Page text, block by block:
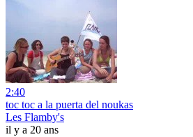
2:40
toc toc a la puerta del noukas
Les Flamby's
il y a 20 ans